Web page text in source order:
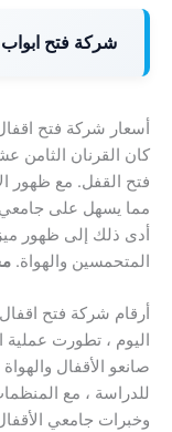
شركة فتح ابواب
أسعار شركة فتح
كان القرنان الثامن
فتح القفل. مع ظهور
مما يسهل على جامعي
أدى ذلك إلى ظهور
المتحمسين والهواة.
أرقام شركة فتح
اليوم ، تطورت عملية
صانعو الأقفال
للدراسة ، مع
وخبرات جامعي